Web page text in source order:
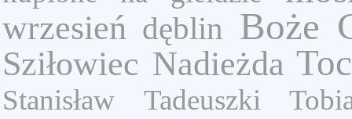
wrzesień dęblin Boże
Sziłowiec Nadieżda
Stanisław Tadeuszki